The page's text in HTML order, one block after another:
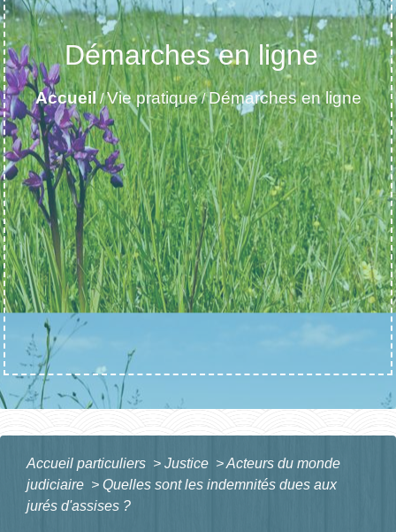
Démarches en ligne
Accueil/Vie pratique/Démarches en ligne
Accueil particuliers > Justice >Acteurs du monde
judiciaire > Quelles sont les indemnités dues aux
jurés d'assises ?